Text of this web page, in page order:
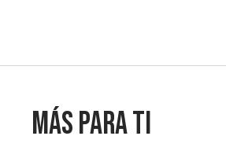
Más para ti